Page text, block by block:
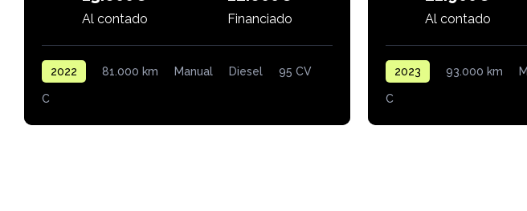
Al contado Financiado
2022 81.000 km Manual Diesel 95 CV
C
Al contado
2023 93.000 km
C